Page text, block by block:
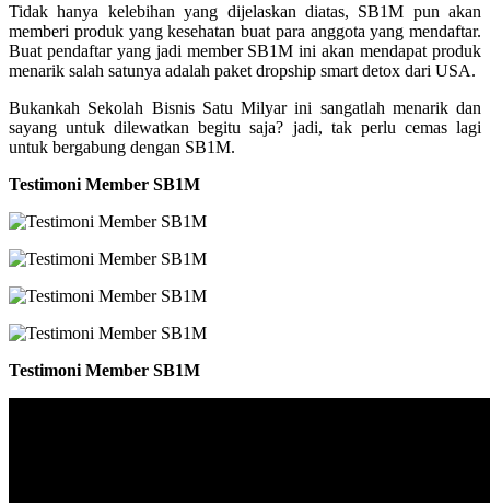
Tidak hanya kelebihan yang dijelaskan diatas, SB1M pun akan
memberi produk yang kesehatan buat para anggota yang mendaftar.
Buat pendaftar yang jadi member SB1M ini akan mendapat produk
menarik salah satunya adalah paket dropship smart detox dari USA.
Bukankah Sekolah Bisnis Satu Milyar ini sangatlah menarik dan
sayang untuk dilewatkan begitu saja? jadi, tak perlu cemas lagi
untuk bergabung dengan SB1M.
Testimoni Member SB1M
Testimoni Member SB1M